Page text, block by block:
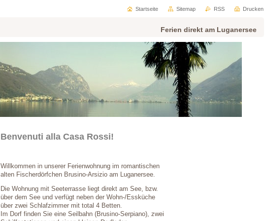
Ferien direkt am Luganersee
Benvenuti alla Casa Rossi!
Willkommen in unserer Ferienwohnung im romantischen
alten Fischerdörfchen Brusino-Arsizio am Luganersee.
Die Wohnung mit Seeterrasse liegt direkt am See, bzw.
über dem See und verfügt neben der Wohn-/Essküche
über zwei Schlafzimmer mit total 4 Betten.
Im Dorf finden Sie eine Seilbahn (Brusino-Serpiano), zwei
Startseite Sitemap RSS Drucken